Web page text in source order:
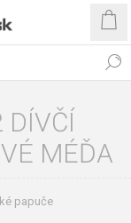
DÍVČÍ
MÉĎA
papuče